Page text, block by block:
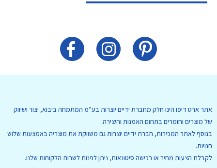
אתר ארט דיפו הינו חלק מחברת ידיים יוצרות בע”מ המתמחה ביבוא, יצור ושיווק
של מוצרים וחומרים בתחום האמנות והיצירה.
בנוסף לאתר המכירות, חברת ידיים יוצרות גם משווקת את מוצריה באמצעות שלוש
חנויות.
לקבלת הצעות מחיר או רכישה סיטונאות, ניתן לפנות לשרות הלקוחות שלנו.